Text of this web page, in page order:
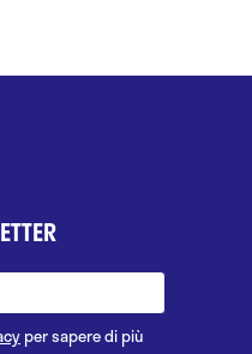
per sapere di più